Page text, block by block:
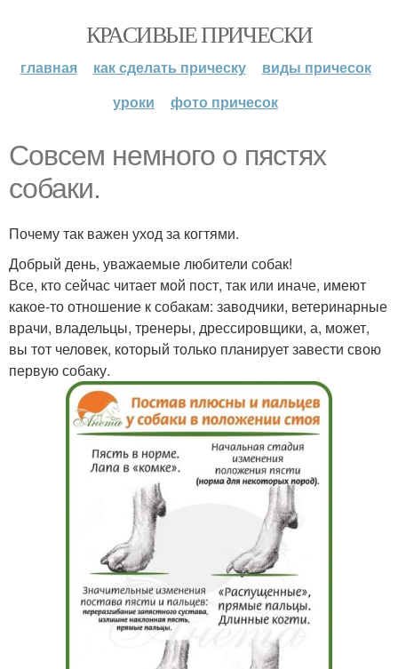
КРАСИВЫЕ ПРИЧЕСКИ
главная как сделать прическу
виды причесок
уроки
фото причесок
Совсем немного о пястях
собаки.
Почему так важен уход за когтями.
Добрый день, уважаемые любители собак!
Все, кто сейчас читает мой пост, так или иначе, имеют
какое-то отношение к собакам: заводчики, ветеринарные
врачи, владельцы, тренеры, дрессировщики, а, может,
вы тот человек, который только планирует завести свою
первую собаку.